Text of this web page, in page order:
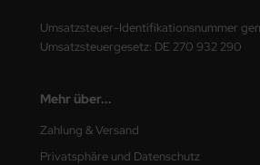
Umsatzsteuer-Identifikationsnummer
Umsatzsteuergesetz: DE 270 932 290
Mehr über...
Zahlung & Versand
Privatsphäre und Datenschutz